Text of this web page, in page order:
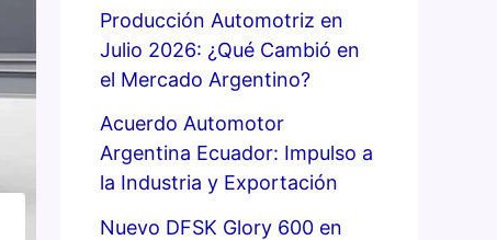
Producción Automotriz en
Julio 2026: ¿Qué Cambió en
el Mercado Argentino?
Acuerdo Automotor
Argentina Ecuador: Impulso a
la Industria y Exportación
Nuevo DFSK Glory 600 en